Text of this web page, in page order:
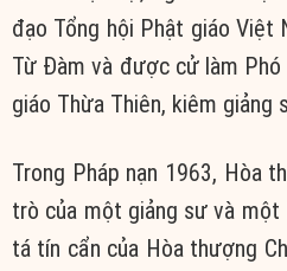
đạo Tổng hội Phật giáo Việt
Từ Đàm và được cử làm
giáo Thừa Thiên, kiêm giảng
Trong Pháp nạn 1963, Hòa
trò của một giảng sư và
tá tín cẩn của Hòa thượng